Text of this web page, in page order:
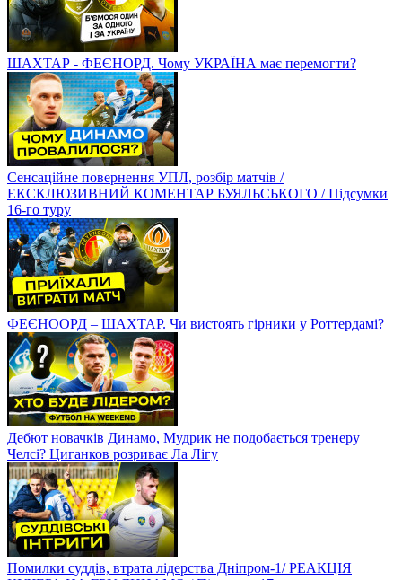
Якою буде збірна України? Нова позиція Мудрика і кадрові
проблеми Ротаня
ШАХТАР - ФЕЄНОРД. Чому УКРАЇНА має перемогти?
Сенсаційне повернення УПЛ, розбір матчів /
ЕКСКЛЮЗИВНИЙ КОМЕНТАР БУЯЛЬСЬКОГО / Підсумки
16-го туру
ФЕЄНООРД – ШАХТАР. Чи вистоять гірники у Роттердамі?
Дебют новачків Динамо, Мудрик не подобається тренеру
Челсі? Циганков розриває Ла Лігу